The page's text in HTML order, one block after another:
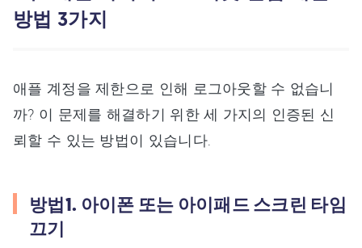
방법 3가지
애플 계정을 제한으로 인해 로그아웃할 수 없습니
까? 이 문제를 해결하기 위한 세 가지의 인증된 신
뢰할 수 있는 방법이 있습니다.
방법1. 아이폰 또는 아이패드 스크린 타임
끄기